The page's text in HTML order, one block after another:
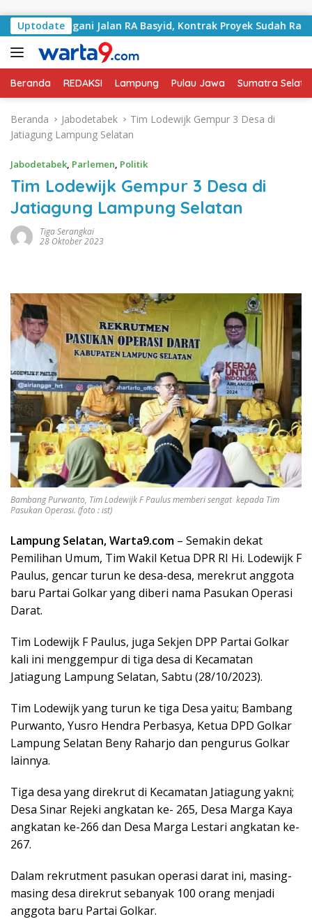
UptodateJalan RA Basyid, Kontrak Proyek Sudah Rampung
Beranda REDAKSI Lampung Pulau Jawa Sumatra
Beranda Jabodetabek
Tim Lodewijk Gempur 3 Desa di
Jatiagung Lampung Selatan
Jabodetabek, Parlemen, Politik
Tim Lodewijk Gempur 3 Desa di
Jatiagung Lampung Selatan
Tiga Serangkai
28 Oktober 2023
Bambang Purwanto, Tim Lodewijk F Paulus memberi sengat kepada Tim
Pasukan Operasi. (foto : ist)
Lampung Selatan, Warta9.com – Semakin dekat
Pemilihan Umum, Tim Wakil Ketua DPR RI Hi. Lodewijk F
Paulus, gencar turun ke desa-desa, merekrut anggota
baru Partai Golkar yang diberi nama Pasukan Operasi
Darat.
Tim Lodewijk F Paulus, juga Sekjen DPP Partai Golkar
kali ini menggempur di tiga desa di Kecamatan
Jatiagung Lampung Selatan, Sabtu (28/10/2023).
Tim Lodewijk yang turun ke tiga Desa yaitu; Bambang
Purwanto, Yusro Hendra Perbasya, Ketua DPD Golkar
Lampung Selatan Beny Raharjo dan pengurus Golkar
lainnya.
Tiga desa yang direkrut di Kecamatan Jatiagung yakni;
Desa Sinar Rejeki angkatan ke- 265, Desa Marga Kaya
angkatan ke-266 dan Desa Marga Lestari angkatan ke-
267.
Dalam rekrutment pasukan operasi darat ini, masing-
masing desa direkrut sebanyak 100 orang menjadi
anggota baru Partai Golkar.